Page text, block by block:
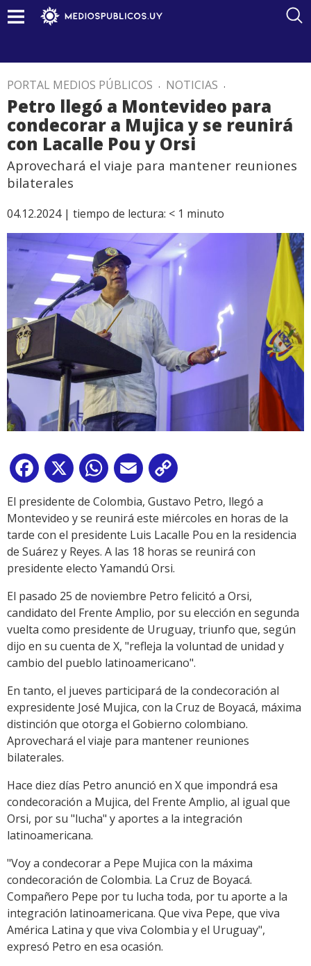
PORTAL MEDIOS PÚBLICOS . NOTICIAS .
Petro llegó a Montevideo para
condecorar a Mujica y se reunirá
con Lacalle Pou y Orsi
Aprovechará el viaje para mantener reuniones
bilaterales
04.12.2024 | tiempo de lectura: < 1 minuto
Facebook
X WhatsApp
Email
Link
El presidente de Colombia, Gustavo Petro, llegó a
Montevideo y se reunirá este miércoles en horas de la
tarde con el presidente Luis Lacalle Pou en la residencia
de Suárez y Reyes. A las 18 horas se reunirá con
presidente electo Yamandú Orsi.
El pasado 25 de noviembre Petro felicitó a Orsi,
candidato del Frente Amplio, por su elección en segunda
vuelta como presidente de Uruguay, triunfo que, según
dijo en su cuenta de X, "refleja la voluntad de unidad y
cambio del pueblo latinoamericano".
En tanto, el jueves participará de la condecoración al
expresidente José Mujica, con la Cruz de Boyacá, máxima
distinción que otorga el Gobierno colombiano.
Aprovechará el viaje para mantener reuniones
bilaterales.
Hace diez días Petro anunció en X que impondrá esa
condecoración a Mujica, del Frente Amplio, al igual que
Orsi, por su "lucha" y aportes a la integración
latinoamericana.
"Voy a condecorar a Pepe Mujica con la máxima
condecoración de Colombia. La Cruz de Boyacá.
Compañero Pepe por tu lucha toda, por tu aporte a la
integración latinoamericana. Que viva Pepe, que viva
América Latina y que viva Colombia y el Uruguay",
expresó Petro en esa ocasión.